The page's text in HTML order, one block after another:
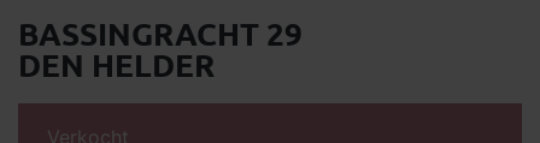
BASSINGRACHT 29
DEN HELDER
Verkocht